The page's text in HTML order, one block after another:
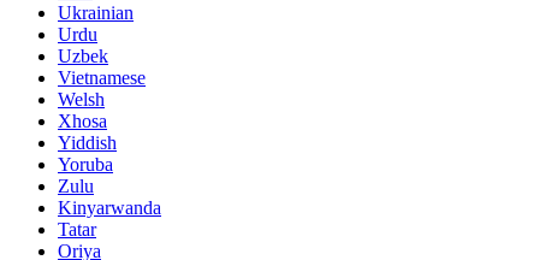
Ukrainian
Urdu
Uzbek
Vietnamese
Welsh
Xhosa
Yiddish
Yoruba
Zulu
Kinyarwanda
Tatar
Oriya